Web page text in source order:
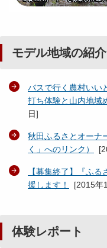
モデル地域の紹
バスで行く農村いい
打ち体験と山内地域
日]
秋田ふるさとオーナ
く」へのリンク）
[
【募集終了】『ふ
援します！
[2015年
体験レポート